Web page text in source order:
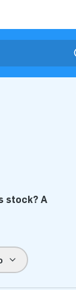
stock? A